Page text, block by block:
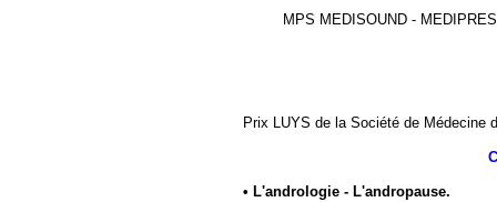
MPS MEDISOUND -
Prix LUYS de la Société de Médecine
• L'andrologie - L'andropause.